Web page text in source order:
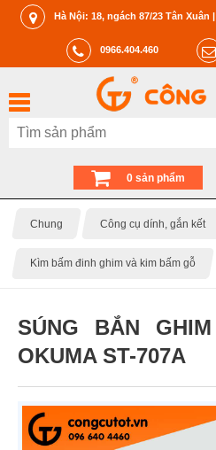
Hà Nội: 18, ngách 87/23 Tân Xuân
0966.404.460
0 sản phẩm
Chung Công cụ dính, gắn kết
Kìm bấm đinh ghim và kim bấm gỗ
SÚNG BẮN
OKUMA ST-707A